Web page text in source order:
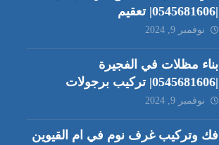
|0545681606| تعقيم
نوفمبر 9, 2024
بناء مظلات في الفجيرة
|0545681606| تركيب برجولات
نوفمبر 9, 2024
فك وتركيب غرف نوم في ام القيوين